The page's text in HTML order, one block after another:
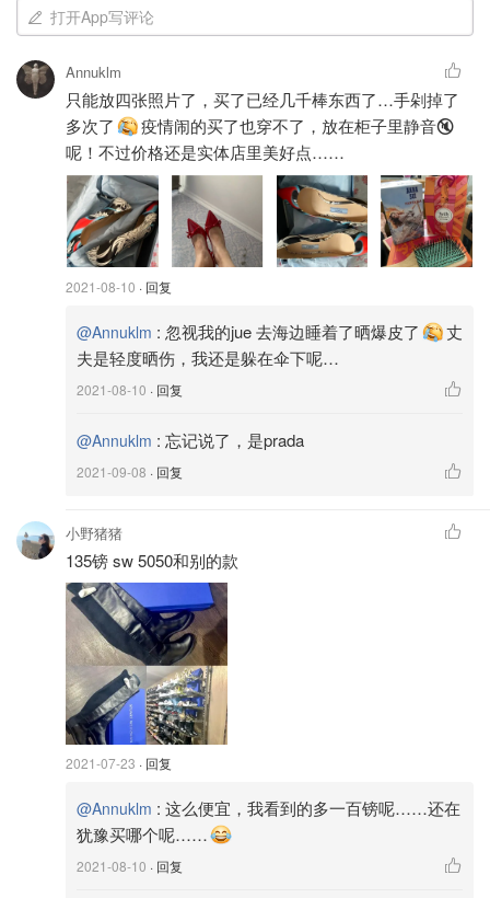
买到了2折3折的大牌好物，简直约等于不要钱啊！
TK MAXX是什么神仙门店？快来带图分享抢货经验，大家
同乐同乐啊！
*ps：带图分享嗷，上墙赚金币几率会猛增的！！
打开App写评论
Annuklm
只能放四张照片了，买了已经几千棒东西了…手剁掉了
多次了
疫情闹的买了也穿不了，放在柜子里静音🔇
呢！不过价格还是实体店里美好点……
2021-08-10 · 回复
@Annuklm : 忽视我的jue 去海边睡着了晒爆皮了
丈
夫是轻度晒伤，我还是躲在伞下呢…
2021-08-10 · 回复
@Annuklm : 忘记说了，是prada
2021-09-08 · 回复
小野猪猪
135镑 sw 5050和别的款
2021-07-23 · 回复
@Annuklm : 这么便宜，我看到的多一百镑呢……还在
犹豫买哪个呢……
2021-08-10 · 回复